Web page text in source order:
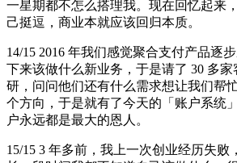
一星期都不怎么搭理我。现在回忆起来
己挺逗，商业本就应该回归本质。
14/15 2016 年我们感觉聚合支付产品逐
下来该做什么新业务，于是请了 30 多
研，问问他们还有什么需求想让我们帮
个方向，于是就有了今天的「账户系统
户永远都是最大的恩人。
15/15 3 年多前，我上一次创业经历失败